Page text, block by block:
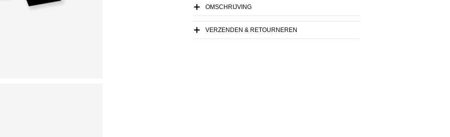
OMSCHRIJVING
VERZENDEN & RETOURNEREN